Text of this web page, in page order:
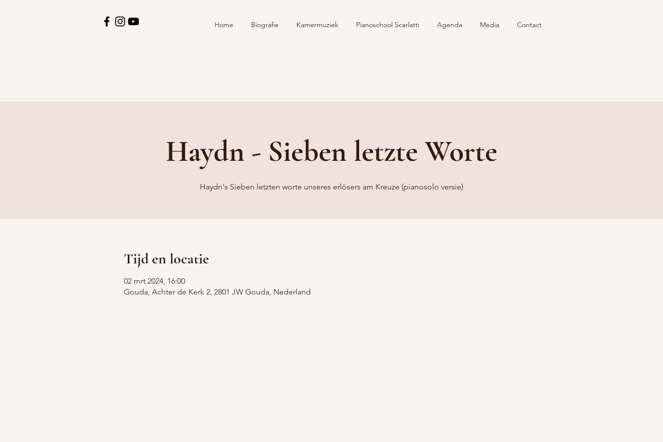
Home Biografie Kamermuziek Pianoschool Scarlatti Agenda Media Contact
Haydn - Sieben letzte Worte
Haydn's Sieben letzten worte unseres erlösers am Kreuze (pianosolo versie)
Tijd en locatie
02 mrt 2024, 16:00
Gouda, Achter de Kerk 2, 2801 JW Gouda, Nederland